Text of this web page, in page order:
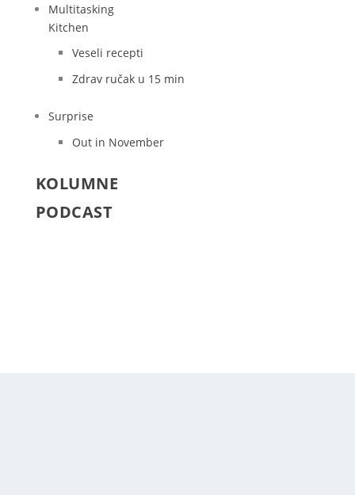
Multitasking
Kitchen
Veseli recepti
Zdrav ručak u 15 min
Surprise
Out in November
KOLUMNE
PODCAST